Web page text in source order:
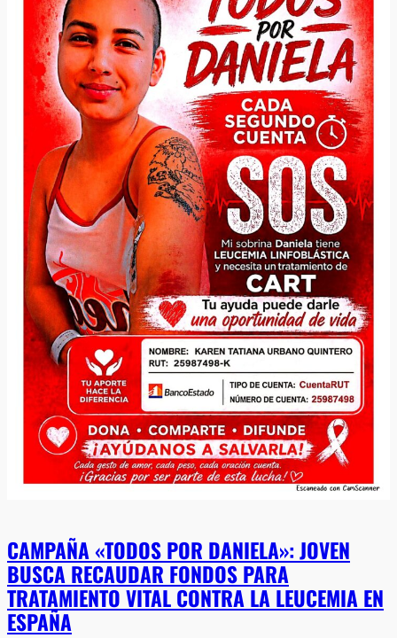
CAMPAÑA «TODOS POR DANIELA»: JOVEN
BUSCA RECAUDAR FONDOS PARA
TRATAMIENTO VITAL CONTRA LA LEUCEMIA EN
ESPAÑA